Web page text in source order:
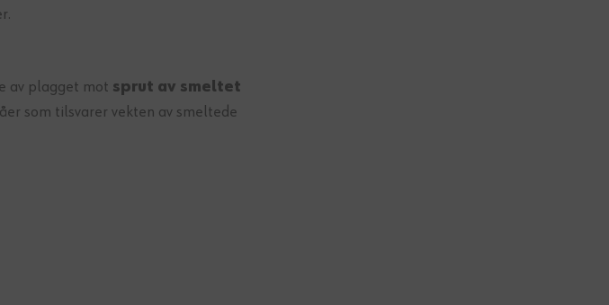
av plagget mot sprut av smeltet
som tilsvarer vekten av smeltede